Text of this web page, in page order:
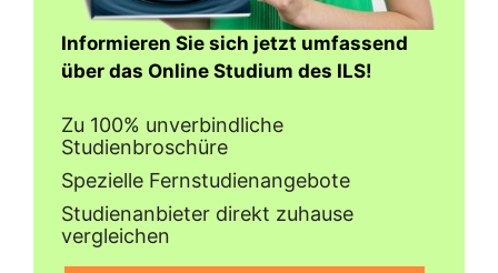
Informieren Sie sich jetzt umfassend
über das Online Studium des ILS!
Zu 100% unverbindliche
Studienbroschüre
Spezielle Fernstudienangebote
Studienanbieter direkt zuhause
vergleichen